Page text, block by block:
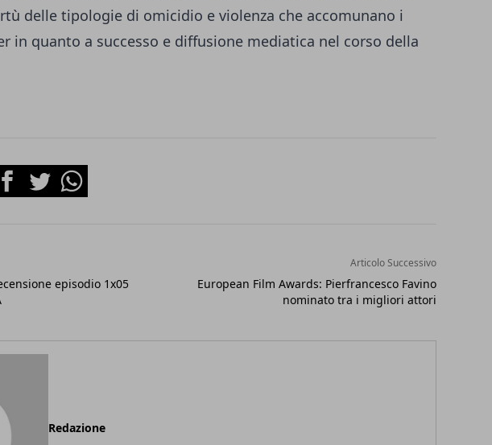
delle tipologie di omicidio e violenza che accomunano i
in quanto a successo e diffusione mediatica nel corso della
FacebookTwitterWhatsapp
episodio 1x05
Articolo Successivo
European Film Awards: Pierfrancesco Favino
nominato tra i migliori attori
Redazione